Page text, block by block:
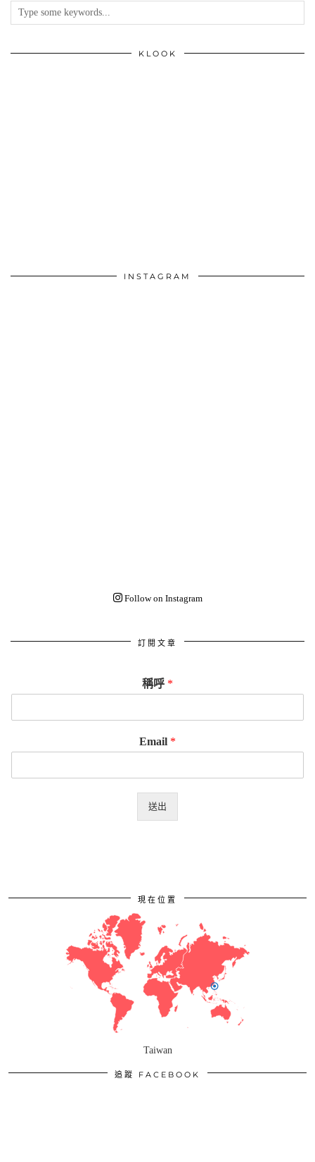
KLOOK
INSTAGRAM
Follow on Instagram
訂閱文章
稱呼 *
Email *
送出
現在位置
Taiwan
追蹤 FACEBOOK